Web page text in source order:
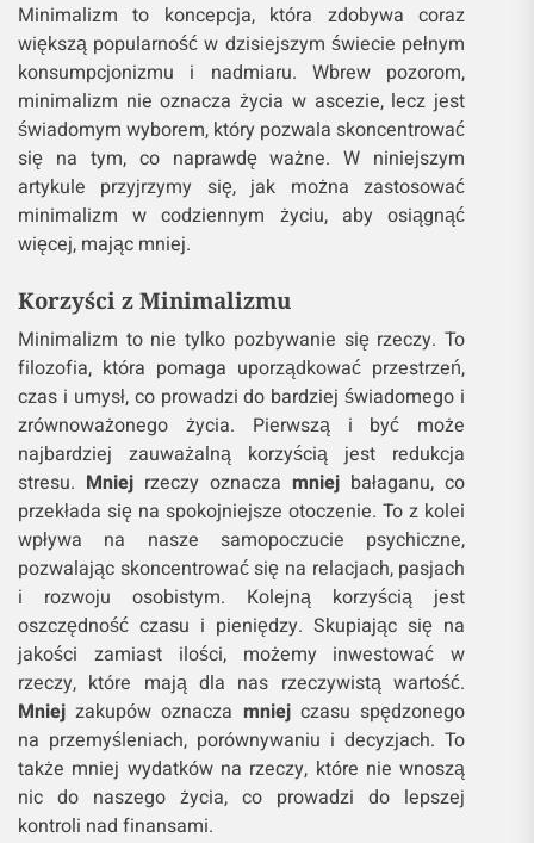
Minimalizm to koncepcja, która zdobywa coraz
większą popularność w dzisiejszym świecie pełnym
konsumpcjonizmu i nadmiaru. Wbrew pozorom,
minimalizm nie oznacza życia w ascezie, lecz jest
świadomym wyborem, który pozwala skoncentrować
się na tym, co naprawdę ważne. W niniejszym
artykule przyjrzymy się, jak można zastosować
minimalizm w codziennym życiu, aby osiągnąć
więcej, mając mniej.
Korzyści z Minimalizmu
Minimalizm to nie tylko pozbywanie się rzeczy. To
filozofia, która pomaga uporządkować przestrzeń,
czas i umysł, co prowadzi do bardziej świadomego i
zrównoważonego życia. Pierwszą i być może
najbardziej zauważalną korzyścią jest redukcja
stresu. Mniej rzeczy oznaczamniej bałaganu, co
przekłada się na spokojniejsze otoczenie. To z kolei
wpływa na nasze samopoczucie psychiczne,
pozwalając skoncentrować się na relacjach, pasjach
i rozwoju osobistym. Kolejną korzyścią jest
oszczędność czasu i pieniędzy. Skupiając się na
jakości zamiast ilości, możemy inwestować w
rzeczy, które mają dla nas rzeczywistą wartość.
Mniej zakupów oznacza mniejczasu spędzonego
na przemyśleniach, porównywaniu i decyzjach. To
także mniej wydatków na rzeczy, które nie wnoszą
nic do naszego życia, co prowadzi do lepszej
kontroli nad finansami.